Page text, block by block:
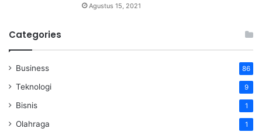
Agustus 15, 2021
Categories
Business 86
Teknologi 9
Bisnis 1
Olahraga 1